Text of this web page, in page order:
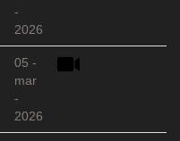
-
2026
05 -
mar
-
2026